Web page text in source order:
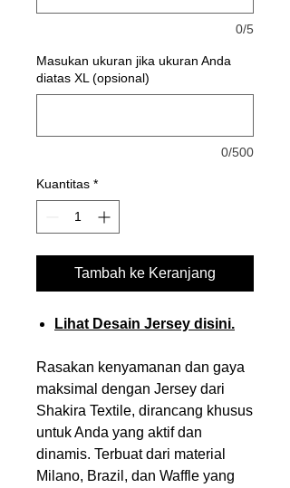
0/5
Masukan ukuran jika ukuran Anda
diatas XL (opsional)
0/500
Kuantitas *
Tambah ke Keranjang
Lihat Desain Jersey disini.
Rasakan kenyamanan dan gaya
maksimal dengan Jersey dari
Shakira Textile, dirancang khusus
untuk Anda yang aktif dan
dinamis. Terbuat dari material
Milano, Brazil, dan Waffle yang